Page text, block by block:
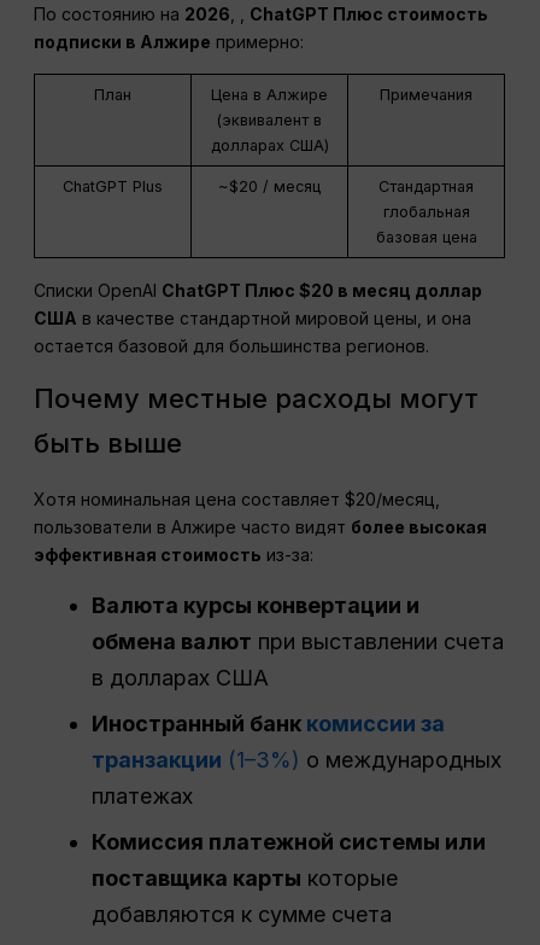
По состоянию на 2026 ChatGPT Плюс стоимость
подписки в Алжире примерно:
План
Цена в Алжире
(эквивалент в
долларах США)
Примечания
ChatGPT Plus ~$20 / месяц
Стандартная
глобальная
базовая цена
Списки OpenAI ChatGPT Плюс $20 в месяц доллар
США в качестве стандартной мировой цены, и она
остается базовой для большинства регионов.
Почему местные расходы могут
быть выше
Хотя номинальная цена составляет $20/месяц,
пользователи в Алжире часто видят более высокая
эффективная стоимость из-за:
Валюта курсы конвертации и
обмена валют при выставлении счета
в долларах США
Иностранный банк комиссии за
транзакции (1–3%) о международных
платежах
Комиссия платежной системы или
поставщика карты которые
добавляются к сумме счета